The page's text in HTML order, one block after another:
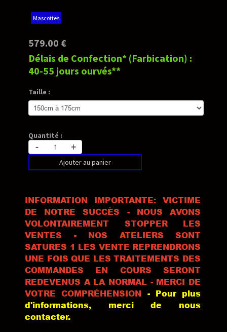
Mascottes
579.00 €
Délais de Confection* (Farbication) :
40-55 jours ourvés**
Taille :
Quantité :
- +
Ajouter au panier
INFORMATION IMPORTANTE: VICTIME
DE NOTRE SUCCÈS - NOUS AVONS
VOLONTAIREMENT STOPPER LES
VENTES - NOS ATELIERS SONT
SATURES 1 LES VENTE REPRENDRONS
UNE FOIS QUE LES TRAITEMENTS DES
COMMANDES EN COURS SERONT
REDEVENUS A LA NORMAL - MERCI DE
VOTRE COMPRÉHENSION - Pour plus
d'informations, merci de nous
contacter.